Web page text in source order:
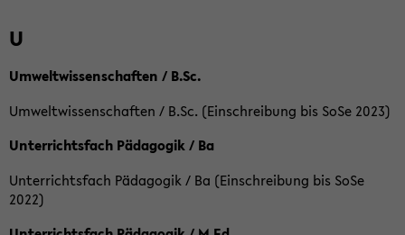
U
Umweltwissenschaften / B.Sc.
Umweltwissenschaften / B.Sc. (Einschreibung bis SoSe 2023)
Unterrichtsfach Pädagogik / Ba
Unterrichtsfach Pädagogik / Ba (Einschreibung bis SoSe
2022)